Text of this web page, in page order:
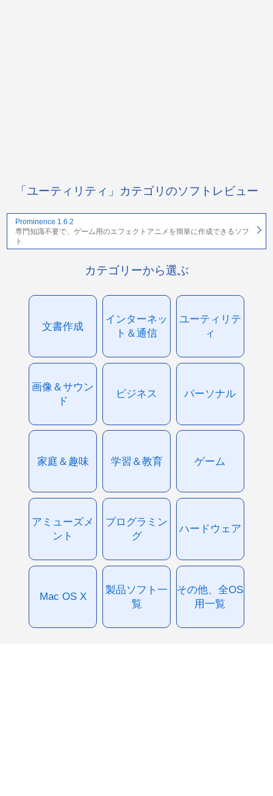
「ユーティリティ」カテゴリのソフトレビュー
Prominence 1.6.2
専門知識不要で、ゲーム用のエフェクトアニメを簡単に作成できるソフ
ト
カテゴリーから選ぶ
文書作成
インターネッ
ト＆通信
ユーティリテ
ィ
画像＆サウン
ド
ビジネス パーソナル
家庭＆趣味 学習＆教育 ゲーム
アミューズメ
ント
プログラミン
グ
ハードウェア
Mac OS X
製品ソフト一
覧
その他、全OS
用一覧